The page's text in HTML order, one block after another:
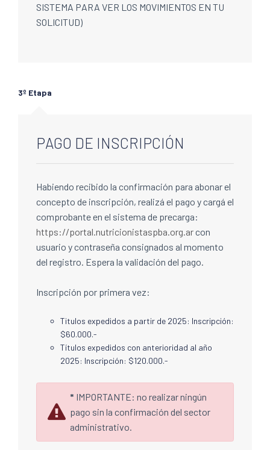
SISTEMA PARA VER LOS MOVIMIENTOS EN TU
SOLICITUD)
3º Etapa
PAGO DE INSCRIPCIÓN
Habiendo recibido la confirmación para abonar el
concepto de inscripción, realizá el pago y cargá el
comprobante en el sistema de precarga:
https://portal.nutricionistaspba.org.arcon
usuario y contraseña consignados al momento
del registro. Espera la validación del pago.
Inscripción por primera vez:
Titulos expedidos a partir de 2025: Inscripción:
$60.000.-
Títulos expedidos con anterioridad al año
2025: Inscripción: $120.000.-
* IMPORTANTE: no realizar ningún
pago sin la confirmación del sector
administrativo.